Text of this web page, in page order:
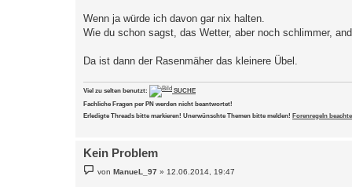
Wenn ja würde ich davon gar nix halten.
Wie du schon sagst, das Wetter, aber noch schlimmer,
Da ist dann der Rasenmäher das kleinere Übel.
Viel zu selten benutzt:
SUCHE
Fachliche Fragen per PN werden nicht beantwortet!
Erledigte Threads bitte markieren! Unerwünschte Themen bitte melden! Forenregeln
Kein Problem
e
vonManueL_97 » 12.06.2014, 19:47